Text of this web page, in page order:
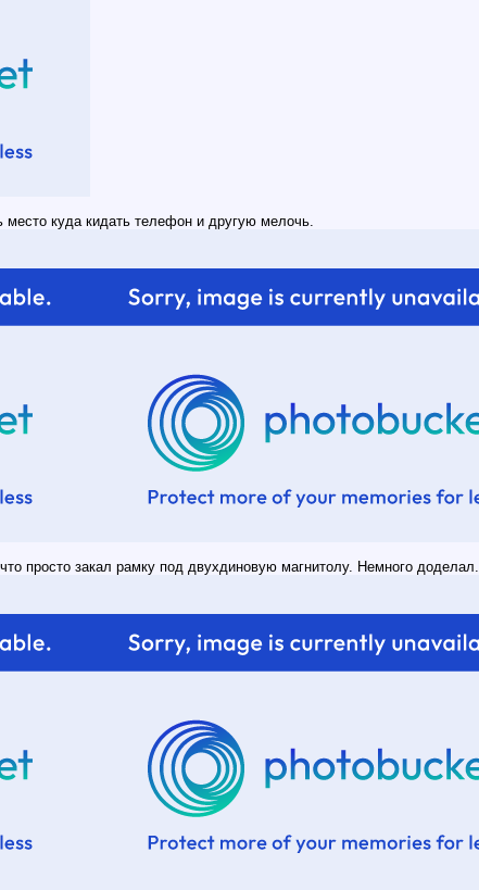
место куда кидать телефон и другую мелочь.
просто закал рамку под двухдиновую магнитолу. Немного доделал.